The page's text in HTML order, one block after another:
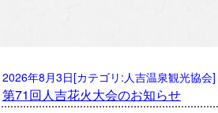
2026年8月3日[カテゴリ:人吉温泉観光協会]
第71回人吉花火大会のお知らせ